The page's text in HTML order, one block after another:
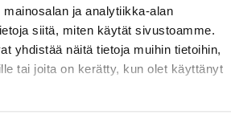
ja analytiikka-alan
siitä, miten käytät sivustoamme.
yhdistää näitä tietoja muihin tietoihin,
tai joita on kerätty, kun olet käyttänyt